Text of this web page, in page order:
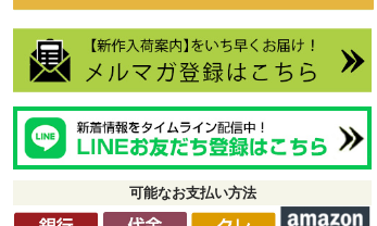
可能なお支払い方法